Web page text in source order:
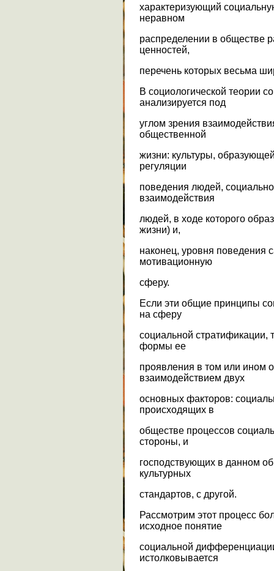
характеризующий
неравном
распределении в обществе
ценностей,
перечень которых весьма
В социологической теории
анализируется под
углом зрения
общественной
жизни: культуры,
регуляции
поведения людей,
взаимодействия
людей, в ходе которого
жизни) и,
наконец, уровня поведения
мотивационную
сферу.
Если эти общие принципы
на сферу
социальной стратификации,
формы ее
проявления в том или ином
взаимодействием двух
основных факторов:
происходящих в
обществе процессов
стороны, и
господствующих в данном
культурных
стандартов, с другой.
Рассмотрим этот процесс
исходное понятие
социальной
истолковывается